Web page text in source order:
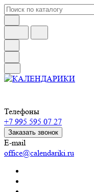
Телефоны
+7 995 595 07 27
Заказать звонок
E-mail
office@calendariki.ru